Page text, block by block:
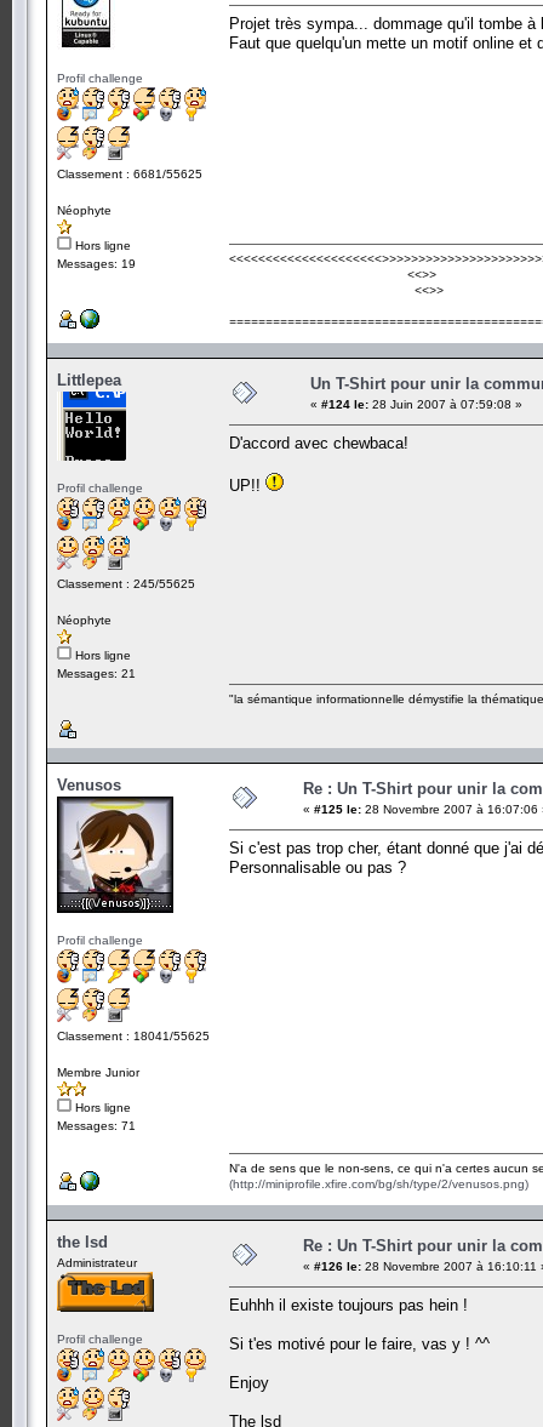
Profil challenge
Classement : 6681/55625
Néophyte
Hors ligne
Messages: 19
Projet très sympa... dommage qu'il tombe à
Faut que quelqu'un mette un motif online
<<<<<<<<<<<<<<<<<<<<<
<<>>
<<>>
Littlepea
Profil challenge
Classement : 245/55625
Néophyte
Hors ligne
Messages: 21
Un T-Shirt pour unir la
« #124 le: 28 Juin 2007 à 07:59:08 »
D'accord avec chewbaca!
UP!!
"la sémantique informationnelle démystifie la
Venusos
Profil challenge
Classement : 18041/55625
Membre Junior
Hors ligne
Messages: 71
Re : Un T-Shirt pour unir la
« #125 le: 28 Novembre 2007 à 16:07:06
Si c'est pas trop cher, étant donné que j'ai
Personnalisable ou pas ?
N'a de sens que le non-sens, ce qui n'a certes aucun
(http://miniprofile.xfire.com/bg/sh/type/2/venusos.png)
the lsd
Administrateur
Profil challenge
Re : Un T-Shirt pour unir la
« #126 le: 28 Novembre 2007 à 16:10:11
Euhhh il existe toujours pas hein !
Si t'es motivé pour le faire, vas y ! ^^
Enjoy
The lsd